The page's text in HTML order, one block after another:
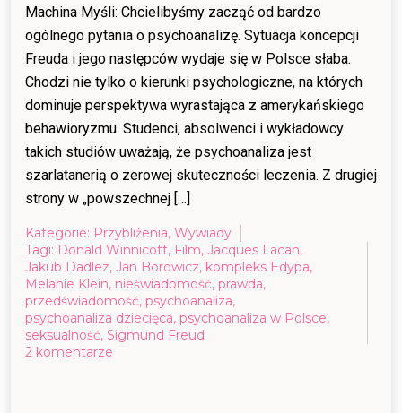
Machina Myśli: Chcielibyśmy zacząć od bardzo
ogólnego pytania o psychoanalizę. Sytuacja koncepcji
Freuda i jego następców wydaje się w Polsce słaba.
Chodzi nie tylko o kierunki psychologiczne, na których
dominuje perspektywa wyrastająca z amerykańskiego
behawioryzmu. Studenci, absolwenci i wykładowcy
takich studiów uważają, że psychoanaliza jest
szarlatanerią o zerowej skuteczności leczenia. Z drugiej
strony w „powszechnej […]
Kategorie: Przybliżenia, Wywiady
Tagi: Donald Winnicott, Film, Jacques Lacan,
Jakub Dadlez, Jan Borowicz, kompleks Edypa,
Melanie Klein, nieświadomość, prawda,
przedświadomość, psychoanaliza,
psychoanaliza dziecięca, psychoanaliza w Polsce,
seksualność, Sigmund Freud
2 komentarze